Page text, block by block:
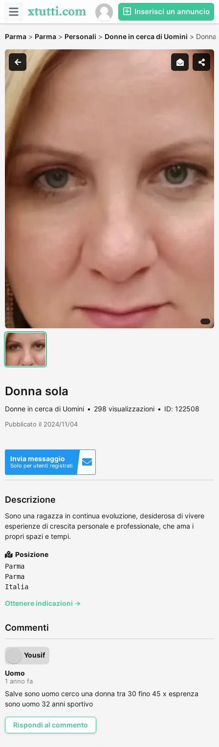
Inserisci un annuncio
Parma > Parma > Personali > Donne in cerca di Uomini >
Donna sola
Donne in cerca di Uomini 298 visualizzazioni ID: 122508
Pubblicato il 2024/11/04
Invia messaggio
Solo per utenti registrati
Descrizione
Sono una ragazza in continua evoluzione, desiderosa di vivere
esperienze di crescita personale e professionale, che ama i
propri spazi e tempi.
Posizione
Parma
Parma
Italia
Ottenere indicazioni →
Commenti
Yousif
Uomo
1 anno fa
Salve sono uomo cerco una donna tra 30 fino 45 x esprenza
sono uomo 32 anni sportivo
Rispondi al commento